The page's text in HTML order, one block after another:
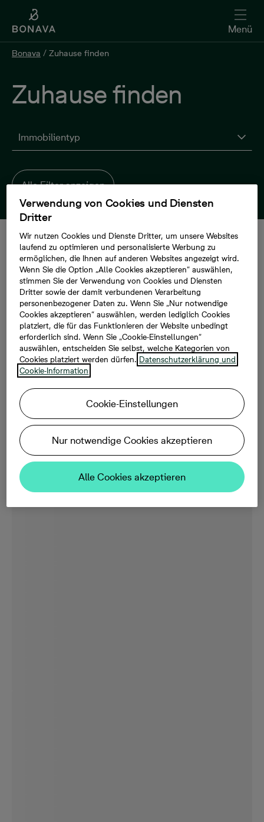
Menü
Bonava / Zuhause finden
Zuhause finden
Immobilientyp
Alle Filter anzeigen
Verwendung von Cookies und Diensten
Dritter
Wir nutzen Cookies und Dienste Dritter, um unsere Websites
laufend zu optimieren und personalisierte Werbung zu
ermöglichen, die Ihnen auf anderen Websites angezeigt wird.
Wenn Sie die Option „Alle Cookies akzeptieren“ auswählen,
stimmen Sie der Verwendung von Cookies und Diensten
Dritter sowie der damit verbundenen Verarbeitung
personenbezogener Daten zu. Wenn Sie „Nur notwendige
Cookies akzeptieren“ auswählen, werden lediglich Cookies
platziert, die für das Funktionieren der Website unbedingt
erforderlich sind. Wenn Sie „Cookie-Einstellungen“
auswählen, entscheiden Sie selbst, welche Kategorien von
Cookies platziert werden dürfen. Datenschutzerklärung und
Cookie-Information
Cookie-Einstellungen
Nur notwendige Cookies akzeptieren
Alle Cookies akzeptieren